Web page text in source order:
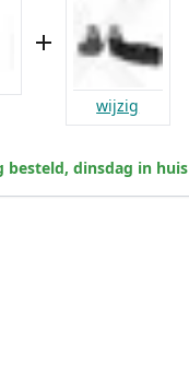
wijzig
besteld, dinsdag in huis